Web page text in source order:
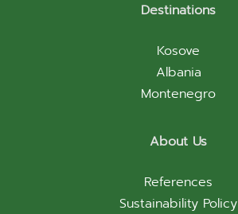
Destinations
Kosove
Albania
Montenegro
About Us
References
Sustainability Policy